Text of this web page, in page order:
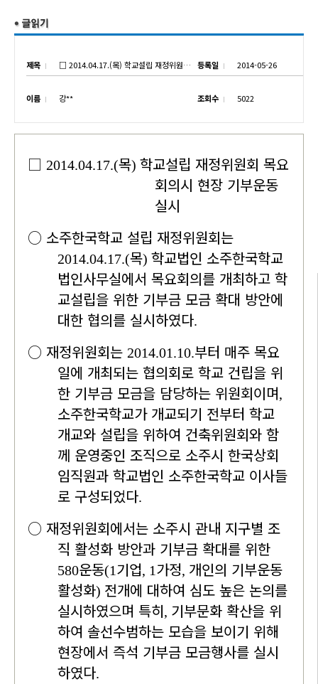
제목 □ 2014.04.17.(목) 학교설립 재정위원회 목요회의시 현장 기부운동 실시 등록일 2014-05-26
이름 강** 조회수 5022
□ 2014.04.17.(목) 학교설립 재정위원회 목요
회의시 현장 기부운동
실시
○ 소주한국학교 설립 재정위원회는
2014.04.17.(목) 학교법인 소주한국학교
법인사무실에서 목요회의를 개최하고 학
교설립을 위한 기부금 모금 확대 방안에
대한 협의를 실시하였다.
○ 재정위원회는 2014.01.10.부터 매주 목요
일에 개최되는 협의회로 학교 건립을 위
한 기부금 모금을 담당하는 위원회이며,
소주한국학교가 개교되기 전부터 학교
개교와 설립을 위하여 건축위원회와 함
께 운영중인 조직으로 소주시 한국상회
임직원과 학교법인 소주한국학교 이사들
로 구성되었다.
○ 재정위원회에서는 소주시 관내 지구별 조
직 활성화 방안과 기부금 확대를 위한
580운동(1기업, 1가정, 개인의 기부운동
활성화) 전개에 대하여 심도 높은 논의를
실시하였으며 특히, 기부문화 확산을 위
하여 솔선수범하는 모습을 보이기 위해
현장에서 즉석 기부금 모금행사를 실시
하였다.